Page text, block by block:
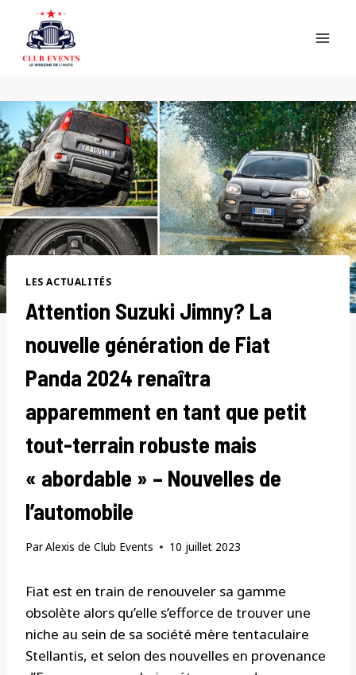
content
LES ACTUALITÉS
Attention Suzuki Jimny? La
nouvelle génération de Fiat
Panda 2024 renaîtra
apparemment en tant que petit
tout-terrain robuste mais
« abordable » – Nouvelles de
l’automobile
ParAlexis de Club Events 10 juillet 2023
Fiat est en train de renouveler sa gamme
obsolète alors qu’elle s’efforce de trouver une
niche au sein de sa société mère tentaculaire
Stellantis, et selon des nouvelles en provenance